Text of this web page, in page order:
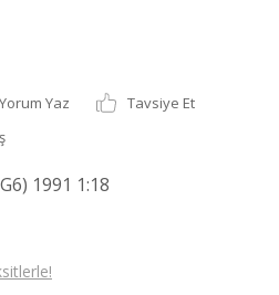
Yorum Yaz
Tavsiye Et
1991 1:18